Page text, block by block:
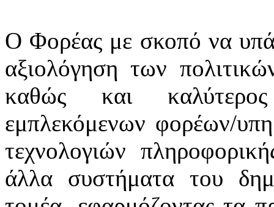
Ο Φορέας με σκοπό να
αξιολόγηση των
καθώς και
εμπλεκόμενων φορέων/
τεχνολογιών
άλλα συστήματα του